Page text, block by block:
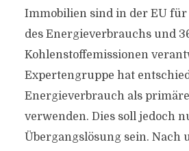
Immobilien sind in der EU
des Energieverbrauchs und
Kohlenstoffemissionen
Expertengruppe hat
Energieverbrauch als
verwenden. Dies soll jedoch
Übergangslösung sein. Nach